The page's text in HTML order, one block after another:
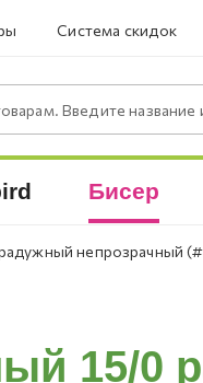
Система скидок
Введите название или
Бисер
непрозрачный
15/0